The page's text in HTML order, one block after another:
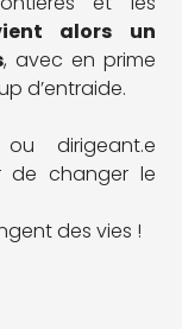
alors un
, avec en prime
d’entraide.
dirigeant.e
de changer le
des vies !